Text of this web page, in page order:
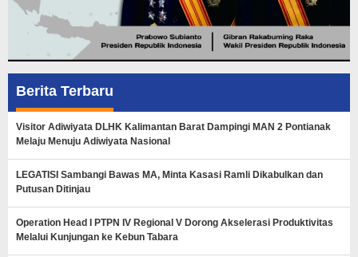
Berita Terbaru
Visitor Adiwiyata DLHK Kalimantan Barat Dampingi MAN 2 Pontianak
Melaju Menuju Adiwiyata Nasional
LEGATISI Sambangi Bawas MA, Minta Kasasi Ramli Dikabulkan dan
Putusan Ditinjau
Operation Head I PTPN IV Regional V Dorong Akselerasi Produktivitas
Melalui Kunjungan ke Kebun Tabara